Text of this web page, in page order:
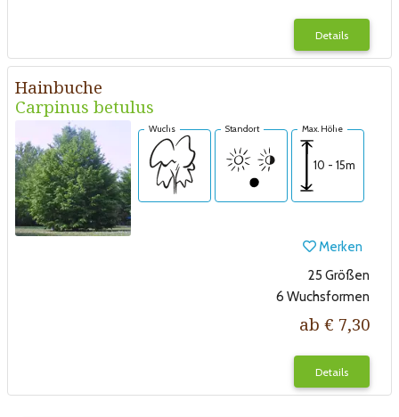
Details
Hainbuche
Carpinus betulus
Wuchs Standort Max. Höhe
10 - 15m
Merken
25 Größen
6 Wuchsformen
ab € 7,30
Details